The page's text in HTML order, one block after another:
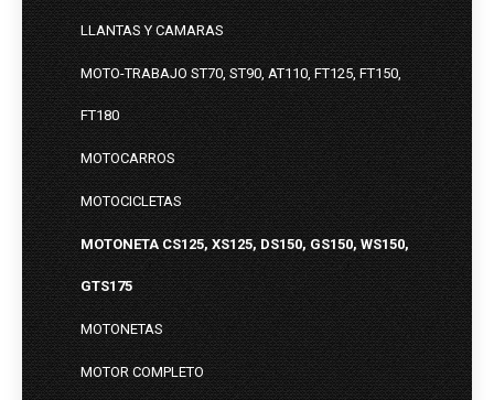
LLANTAS Y CAMARAS
MOTO-TRABAJO ST70, ST90, AT110, FT125, FT150,
FT180
MOTOCARROS
MOTOCICLETAS
MOTONETA CS125, XS125, DS150, GS150, WS150,
GTS175
MOTONETAS
MOTOR COMPLETO